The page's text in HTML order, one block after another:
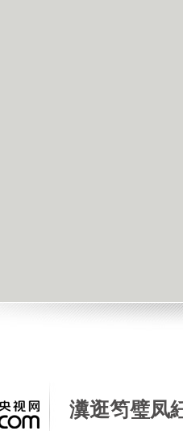
瀵逛笉璧凤